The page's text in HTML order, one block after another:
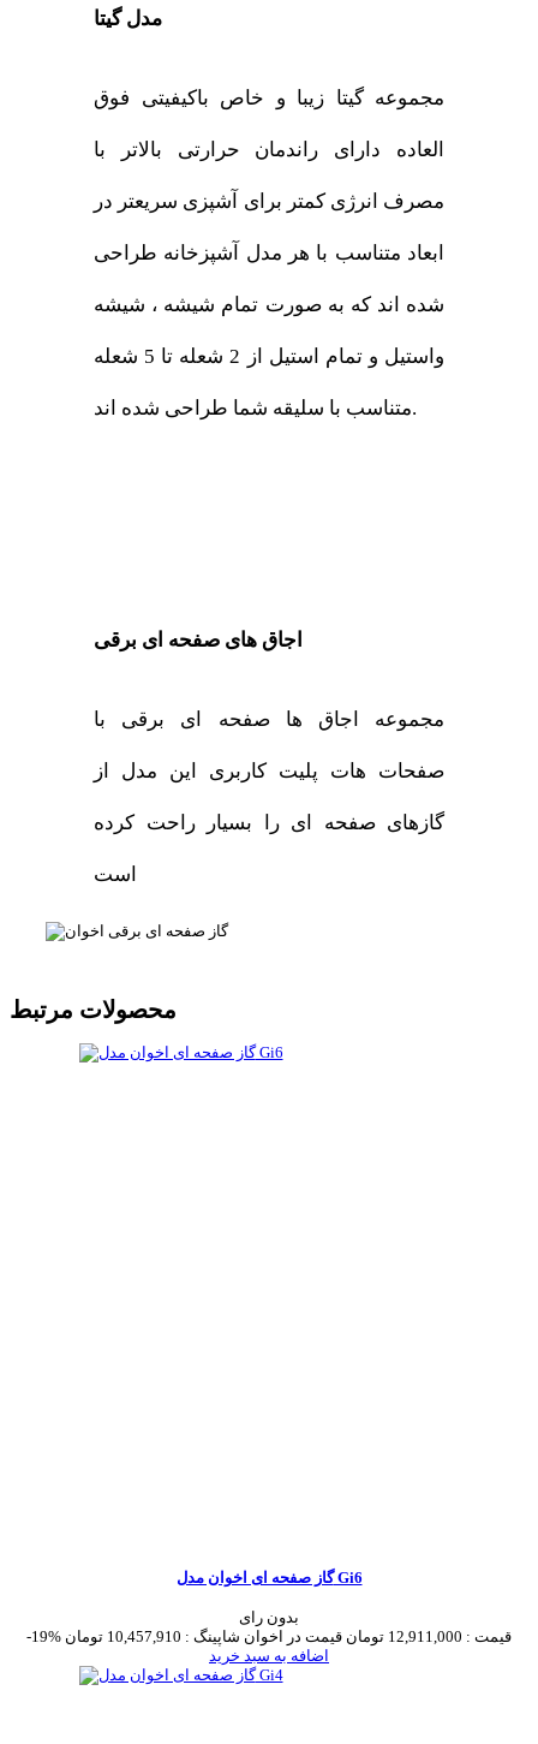
مدل گیتا
مجموعه گیتا زیبا و خاص باکیفیتی فوق
العاده دارای راندمان حرارتی بالاتر با
مصرف انرژی کمتر برای آشپزی سریعتر در
ابعاد متناسب با هر مدل آشپزخانه طراحی
شده اند که به صورت تمام شیشه ، شیشه
واستیل و تمام استیل از 2 شعله تا 5 شعله
متناسب با سلیقه شما طراحی شده اند.
اجاق های صفحه ای برقی
مجموعه اجاق ها صفحه ای برقی با
صفحات هات پلیت کاربری این مدل از
گازهای صفحه ای را بسیار راحت کرده
است
محصولات مرتبط
گاز صفحه ای اخوان مدل Gi6
بدون رای
-19%
قیمت : 12,911,000 تومان قیمت در اخوان شاپینگ : 10,457,910 تومان
اضافه به سبد خرید